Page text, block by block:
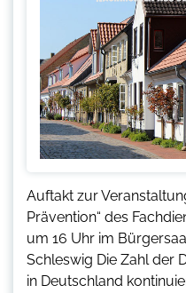
Auftakt zur
Prävention“ des
um 16 Uhr im
Schleswig Die Zahl der
in Deutschland